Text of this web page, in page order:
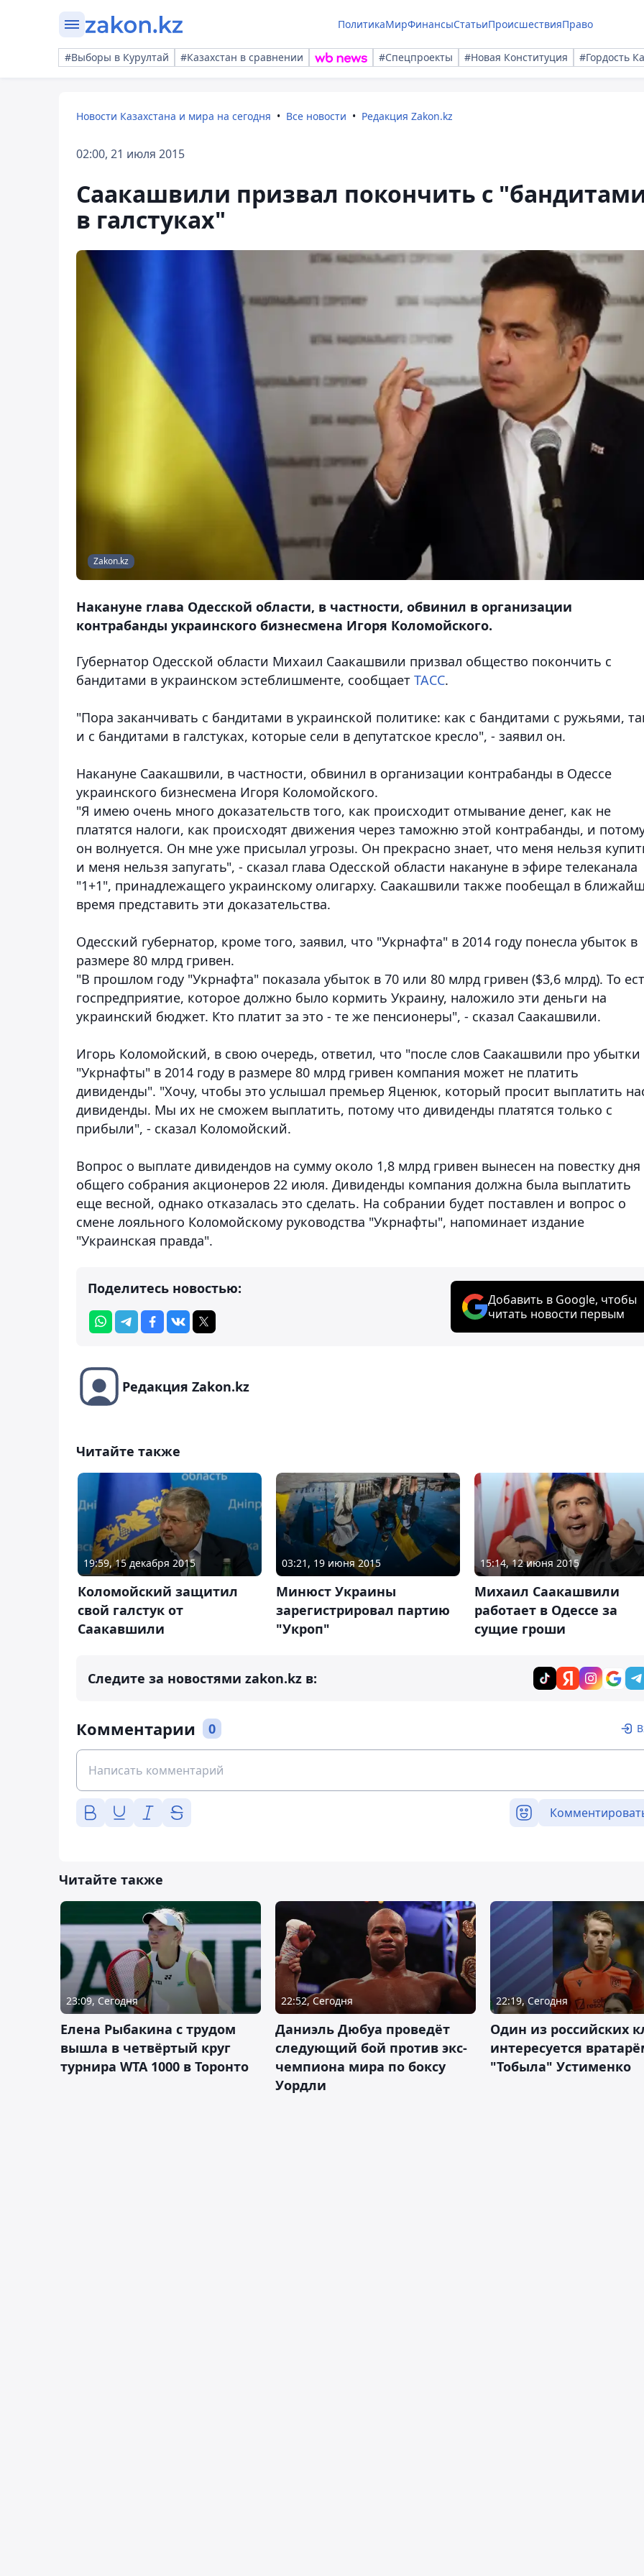
ПолитикаМирФинансыСтатьиПроисшествияПраво
#Выборы в Курултай #Казахстан в сравнении #Спецпроекты #Новая Конституция #Гордость
Новости Казахстана и мира на сегодня Все новости Редакция Zakon.kz
02:00, 21 июля 2015
Саакашвили призвал покончить с
в галстуках"
Zakon.kz
Накануне глава Одесской области, в частности, обвинил в организации
контрабанды украинского бизнесмена Игоря Коломойского.
Губернатор Одесской области Михаил Саакашвили призвал общество покончить с
бандитами в украинском эстеблишменте, сообщает ТАСС.
"Пора заканчивать с бандитами в украинской политике: как с бандитами с ружьями,
и с бандитами в галстуках, которые сели в депутатское кресло", - заявил он.
Накануне Саакашвили, в частности, обвинил в организации контрабанды в Одессе
украинского бизнесмена Игоря Коломойского.
"Я имею очень много доказательств того, как происходит отмывание денег, как не
платятся налоги, как происходят движения через таможню этой контрабанды, и
он волнуется. Он мне уже присылал угрозы. Он прекрасно знает, что меня нельзя
и меня нельзя запугать", - сказал глава Одесской области накануне в эфире телеканала
"1+1", принадлежащего украинскому олигарху. Саакашвили также пообещал в
время представить эти доказательства.
Одесский губернатор, кроме того, заявил, что "Укрнафта" в 2014 году понесла убыток в
размере 80 млрд гривен.
"В прошлом году "Укрнафта" показала убыток в 70 или 80 млрд гривен ($3,6 млрд). То
госпредприятие, которое должно было кормить Украину, наложило эти деньги на
украинский бюджет. Кто платит за это - те же пенсионеры", - сказал Саакашвили.
Игорь Коломойский, в свою очередь, ответил, что "после слов Саакашвили про убытки
"Укрнафты" в 2014 году в размере 80 млрд гривен компания может не платить
дивиденды". "Хочу, чтобы это услышал премьер Яценюк, который просит выплатить
дивиденды. Мы их не сможем выплатить, потому что дивиденды платятся только с
прибыли", - сказал Коломойский.
Вопрос о выплате дивидендов на сумму около 1,8 млрд гривен вынесен на повестку дня
общего собрания акционеров 22 июля. Дивиденды компания должна была выплатить
еще весной, однако отказалась это сделать. На собрании будет поставлен и вопрос о
смене лояльного Коломойскому руководства "Укрнафты", напоминает издание
"Украинская правда".
Поделитесь новостью:
Добавить в Google, чтобы
читать новости первым
Редакция Zakon.kz
Читайте также
19:59, 15 декабря 2015
Коломойский защитил
свой галстук от
Саакавшили
03:21, 19 июня 2015
Минюст Украины
зарегистрировал партию
"Укроп"
15:14, 12 июня 2015
Михаил Саакашвили
работает в Одессе за
сущие гроши
Следите за новостями zakon.kz в:
Комментарии 0
Читайте также
23:09, Сегодня
Елена Рыбакина с трудом
вышла в четвёртый круг
турнира WTA 1000 в Торонто
22:52, Сегодня
Даниэль Дюбуа проведёт
следующий бой против экс-
чемпиона мира по боксу
Уордли
22:19, Сегодня
Один из российских
интересуется
"Тобыла" Устименко